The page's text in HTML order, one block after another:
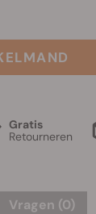
Gratis
Retourneren
Vragen (0)